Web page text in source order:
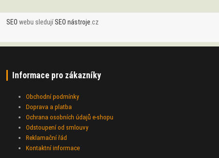
SEO webu sledujíSEO nástroje .cz
Informace pro zákazníky
Obchodní podmínky
Doprava a platba
Ochrana osobních údajů e-shopu
Odstoupení od smlouvy
Reklamační řád
Kontaktní informace